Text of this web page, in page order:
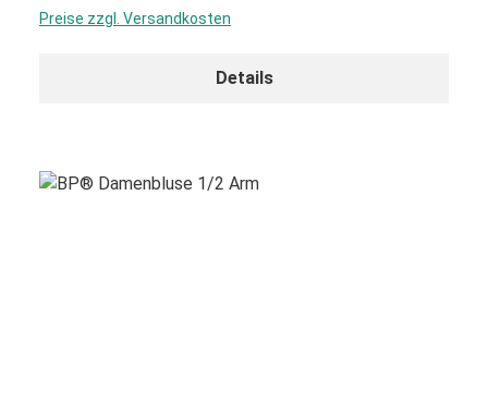
Preise zzgl. Versandkosten
Details